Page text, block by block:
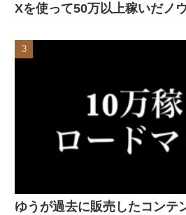
Xを使って50万以上稼いだノ
ゆうが過去に販売したコンテ